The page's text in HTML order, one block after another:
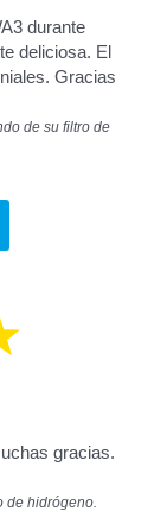
durante
deliciosa. El
Gracias
de su filtro de
gracias.
de hidrógeno.